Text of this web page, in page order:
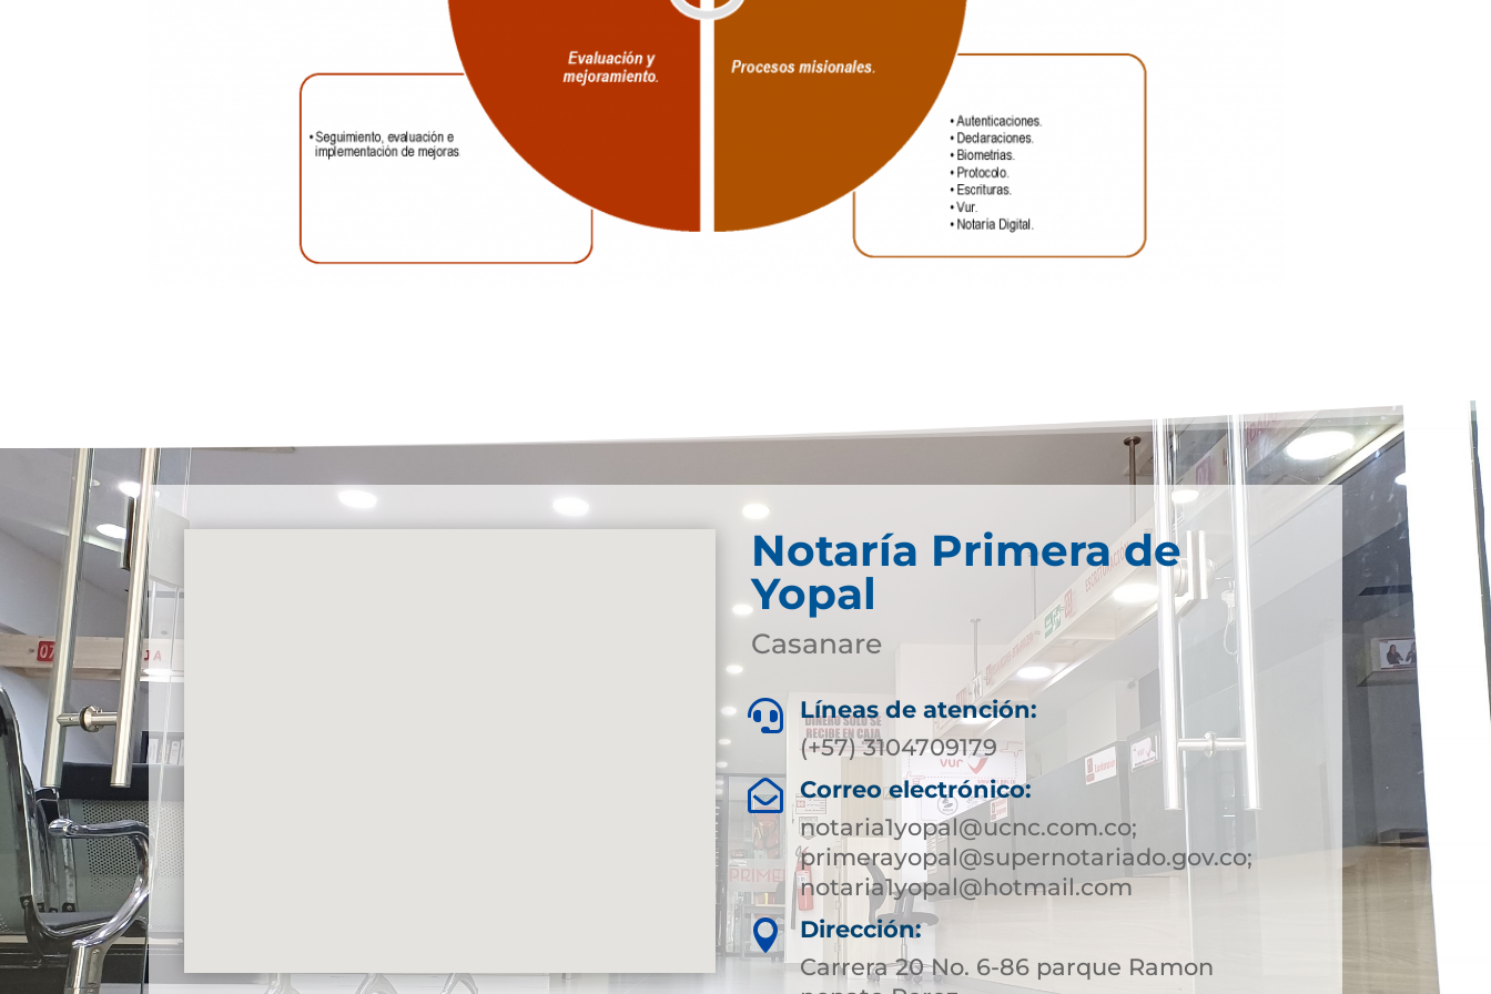
Notaría Primera de
Yopal
Casanare

Líneas de atención:
(+57) 3104709179

Correo electrónico:
notaria1yopal@ucnc.com.co;
primerayopal@supernotariado.gov.co;
notaria1yopal@hotmail.com

Dirección:
Carrera 20 No. 6-86 parque Ramon